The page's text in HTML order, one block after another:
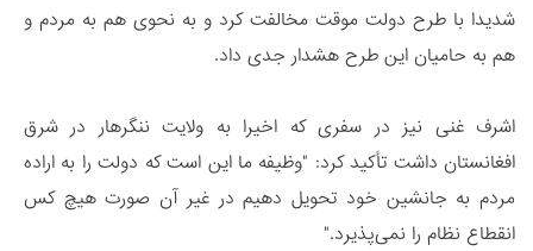
شدیدا با طرح دولت موقت مخالفت کرد و به نحوی هم به مردم و
هم به حامیان این طرح هشدار جدی داد.
اشرف غنی نیز در سفری که اخیرا به ولایت ننگرهار در شرق
افغانستان داشت تأکید کرد: "وظیفه ما این است که دولت را به اراده
مردم به جانشین خود تحویل دهیم در غیر آن صورت هیچ کس
انقطاع نظام را نمی‌پذیرد."